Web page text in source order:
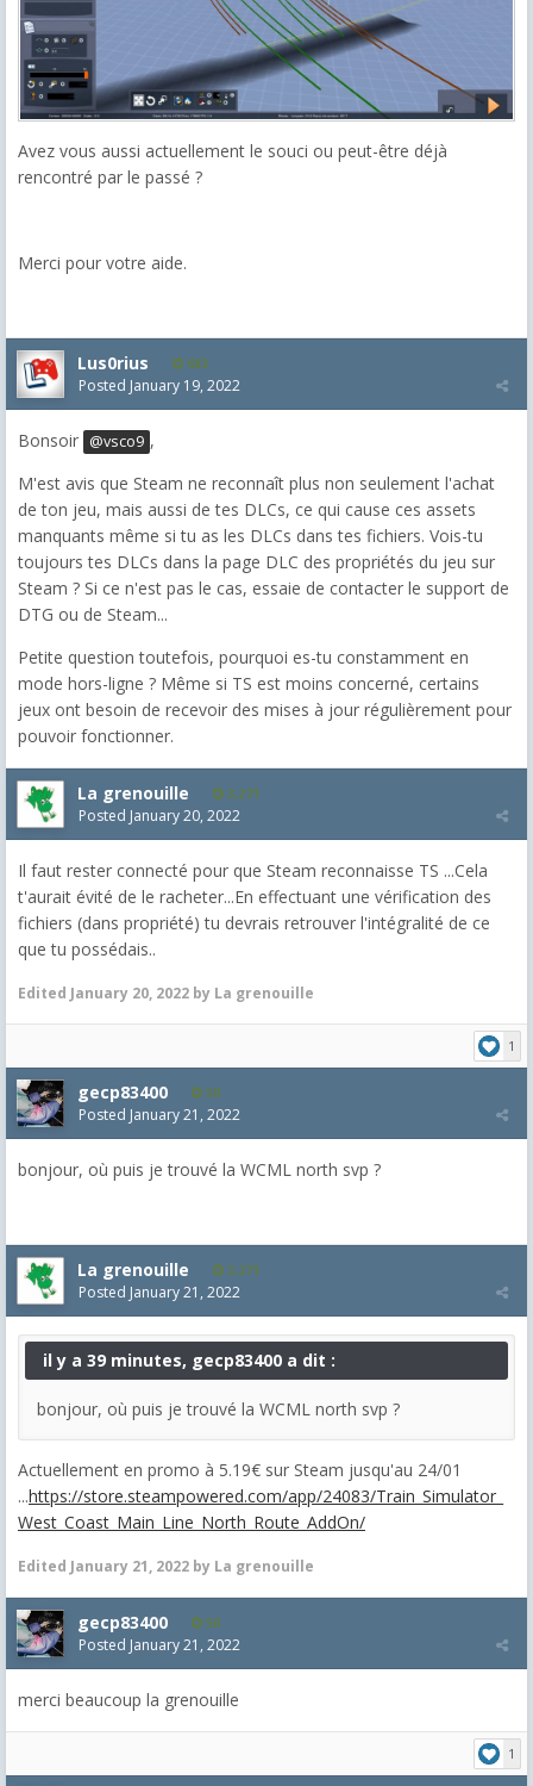
Avez vous aussi actuellement le souci ou peut-être déjà
rencontré par le passé ?
Merci pour votre aide.
Lus0rius 682
Posted January 19, 2022
Bonsoir @vsco9 ,
M'est avis que Steam ne reconnaît plus non seulement l'achat
de ton jeu, mais aussi de tes DLCs, ce qui cause ces assets
manquants même si tu as les DLCs dans tes fichiers. Vois-tu
toujours tes DLCs dans la page DLC des propriétés du jeu sur
Steam ? Si ce n'est pas le cas, essaie de contacter le support de
DTG ou de Steam...
Petite question toutefois, pourquoi es-tu constamment en
mode hors-ligne ? Même si TS est moins concerné, certains
jeux ont besoin de recevoir des mises à jour régulièrement pour
pouvoir fonctionner.
La grenouille 3,271
Posted January 20, 2022
Il faut rester connecté pour que Steam reconnaisse TS ...Cela
t'aurait évité de le racheter...En effectuant une vérification des
fichiers (dans propriété) tu devrais retrouver l'intégralité de ce
que tu possédais..
Edited January 20, 2022 by La grenouille
1
gecp83400 58
Posted January 21, 2022
bonjour, où puis je trouvé la WCML north svp ?
La grenouille 3,271
Posted January 21, 2022
il y a 39 minutes, gecp83400 a dit :
bonjour, où puis je trouvé la WCML north svp ?
Actuellement en promo à 5.19€ sur Steam jusqu'au 24/01
...https://store.steampowered.com/app/24083/Train_Simulator_
West_Coast_Main_Line_North_Route_AddOn/
Edited January 21, 2022 by La grenouille
gecp83400 58
Posted January 21, 2022
merci beaucoup la grenouille
1